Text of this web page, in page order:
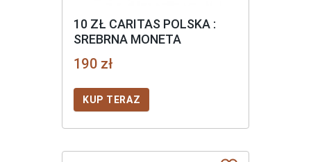
10 ZŁ CARITAS POLSKA :
SREBRNA MONETA
190 zł
KUP TERAZ